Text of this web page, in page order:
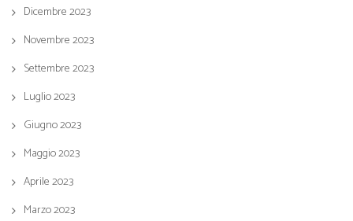
Dicembre 2023
Novembre 2023
Settembre 2023
Luglio 2023
Giugno 2023
Maggio 2023
Aprile 2023
Marzo 2023